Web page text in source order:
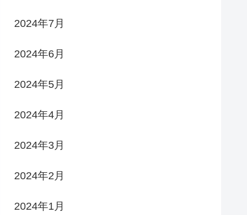
2024年7月
2024年6月
2024年5月
2024年4月
2024年3月
2024年2月
2024年1月